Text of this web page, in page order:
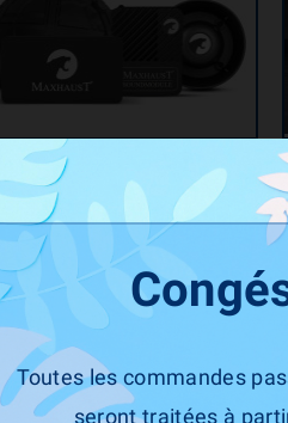
MAXHAUST
Sound Booster ALFA Roméo
2,0 / 2,4 JTD Diesel (2006+)
1 490,00 €
Toutes les commandes
seront traitées à